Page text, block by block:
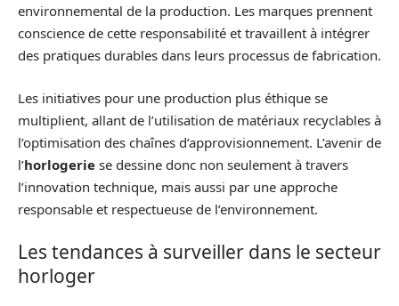
environnemental de la production. Les marques prennent
conscience de cette responsabilité et travaillent à intégrer
des pratiques durables dans leurs processus de fabrication.
Les initiatives pour une production plus éthique se
multiplient, allant de l’utilisation de matériaux recyclables à
l’optimisation des chaînes d’approvisionnement. L’avenir de
l’horlogerie se dessine donc non seulement à travers
l’innovation technique, mais aussi par une approche
responsable et respectueuse de l’environnement.
Les tendances à surveiller dans le secteur
horloger